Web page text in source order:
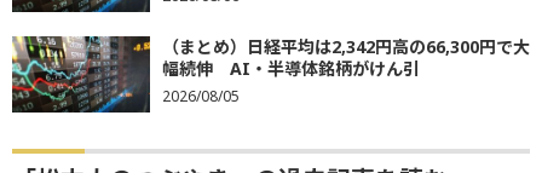
（まとめ）日経平均は2,342円高の66,300円で大
幅続伸 AI・半導体銘柄がけん引
2026/08/05